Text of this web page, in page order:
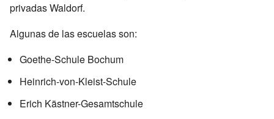
privadas Waldorf.
Algunas de las escuelas son:
Goethe-Schule Bochum
Heinrich-von-Kleist-Schule
Erich Kästner-Gesamtschule